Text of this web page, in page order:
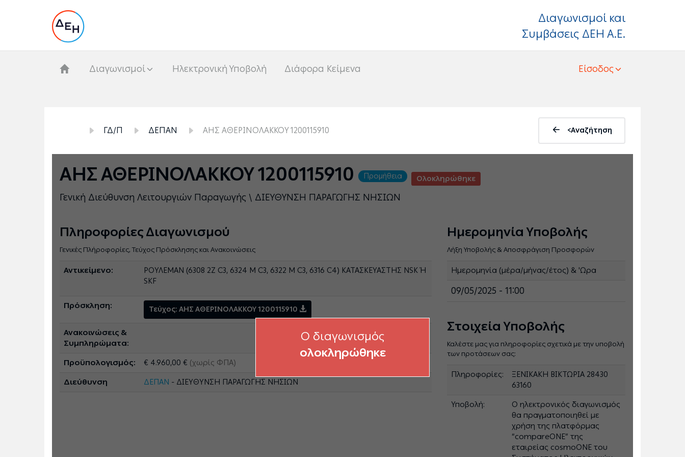
Διαγωνισμοί και
Συμβάσεις ΔΕΗ Α.Ε.
Διαγωνισμοί Hλεκτρονική Υποβολή Διάφορα Κείμενα Είσοδος
ΓΔ/Π ΔΕΠΑΝ ΑΗΣ ΑΘΕΡΙΝΟΛΑΚΚΟΥ 1200115910 <Αναζήτηση
ΑΗΣ ΑΘΕΡΙΝΟΛΑΚΚΟΥ 1200115910 Προμήθεια Ολοκληρώθηκε
Γενική Διεύθυνση Λειτουργιών Παραγωγής \ ΔΙΕΥΘΥΝΣΗ ΠΑΡΑΓΩΓΗΣ ΝΗΣΙΩΝ
Ημερομηνία Υποβολής
Λήξη Υποβολής & Αποσφράγιση Προσφορών
Ημερομηνία (μέρα/μήνας/έτος) & 'Ωρα
09/05/2025 - 11:00
Στοιχεία Υποβολής
Καλέστε μας για πληροφορίες σχετικά με την υποβολή
των προτάσεων σας:
Πληροφορίες:
ΞΕΝΙΚΑΚΗ ΒΙΚΤΩΡΙΑ 28430
63160
Υποβολή:
Ο ηλεκτρονικός διαγωνισμός
θα πραγματοποιηθεί με
χρήση της πλατφόρμας
“compareONE” της
εταιρείας cosmoONE του
Πληροφορίες Διαγωνισμού
Γενικές Πλήροφορίες, Τεύχος Πρόσκλησης και Ανακοινώσεις
Αντικείμενο:
ΡΟΥΛΕΜΑΝ (6308 2Ζ C3, 6324 M C3, 6322 M C3, 6316 C4) ΚΑΤΑΣΚΕΥΑΣΤΗΣ NSK Ή
SKF
Πρόσκληση: Τεύχος: ΑΗΣ ΑΘΕΡΙΝΟΛΑΚΚΟΥ 1200115910
Ανακοινώσεις &
Συμπληρώματα:
Προϋπολογισμός: € 4.960,00 € (χωρίς ΦΠΑ)
Διεύθυνση ΔΕΠΑΝ - ΔΙΕΥΘΥΝΣΗ ΠΑΡΑΓΩΓΗΣ ΝΗΣΙΩΝ
O διαγωνισμός
ολοκληρώθηκε